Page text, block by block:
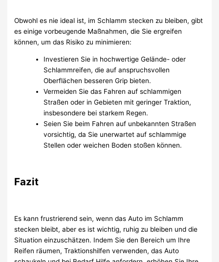
Obwohl es nie ideal ist, im Schlamm stecken zu bleiben, gibt
es einige vorbeugende Maßnahmen, die Sie ergreifen
können, um das Risiko zu minimieren:
Investieren Sie in hochwertige Gelände- oder
Schlammreifen, die auf anspruchsvollen
Oberflächen besseren Grip bieten.
Vermeiden Sie das Fahren auf schlammigen
Straßen oder in Gebieten mit geringer Traktion,
insbesondere bei starkem Regen.
Seien Sie beim Fahren auf unbekannten Straßen
vorsichtig, da Sie unerwartet auf schlammige
Stellen oder weichen Boden stoßen können.
Fazit
Es kann frustrierend sein, wenn das Auto im Schlamm
stecken bleibt, aber es ist wichtig, ruhig zu bleiben und die
Situation einzuschätzen. Indem Sie den Bereich um Ihre
Reifen räumen, Traktionshilfen verwenden, das Auto